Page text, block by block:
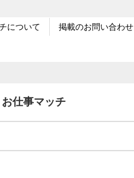
について 掲載のお問い合わせ
仕事マッチ